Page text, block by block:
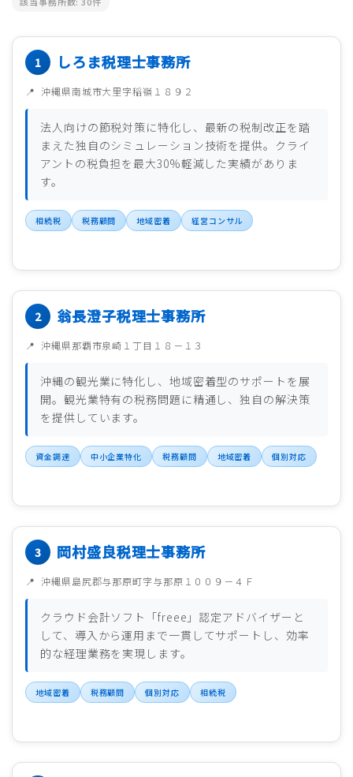
しろま税理士事務所
沖縄県南城市大里字稲嶺１８９２
法人向けの節税対策に特化し、最新の税制改正を踏
まえた独自のシミュレーション技術を提供。クライ
アントの税負担を最大30%軽減した実績がありま
す。
相続税 税務顧問 地域密着 経営コンサル
翁長澄子税理士事務所
沖縄県那覇市泉崎１丁目１８－１３
沖縄の観光業に特化し、地域密着型のサポートを展
開。観光業特有の税務問題に精通し、独自の解決策
を提供しています。
資金調達 中小企業特化 税務顧問 地域密着 個別対応
岡村盛良税理士事務所
沖縄県島尻郡与那原町字与那原１００９－４Ｆ
クラウド会計ソフト「freee」認定アドバイザーと
して、導入から運用まで一貫してサポートし、効率
的な経理業務を実現します。
地域密着 税務顧問 個別対応 相続税